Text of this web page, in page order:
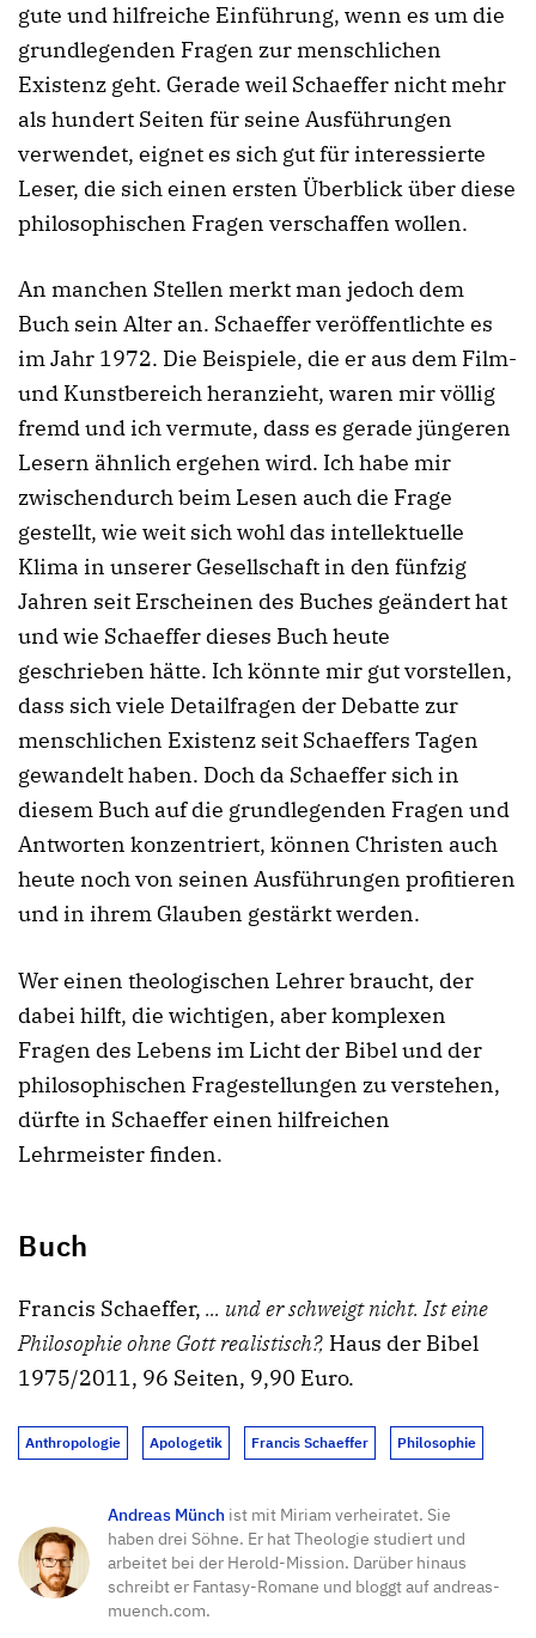
gute und hilfreiche Einführung, wenn es um die
grundlegenden Fragen zur menschlichen
Existenz geht. Gerade weil Schaeffer nicht mehr
als hundert Seiten für seine Ausführungen
verwendet, eignet es sich gut für interessierte
Leser, die sich einen ersten Überblick über diese
philosophischen Fragen verschaffen wollen.
An manchen Stellen merkt man jedoch dem
Buch sein Alter an. Schaeffer veröffentlichte es
im Jahr 1972. Die Beispiele, die er aus dem Film-
und Kunstbereich heranzieht, waren mir völlig
fremd und ich vermute, dass es gerade jüngeren
Lesern ähnlich ergehen wird. Ich habe mir
zwischendurch beim Lesen auch die Frage
gestellt, wie weit sich wohl das intellektuelle
Klima in unserer Gesellschaft in den fünfzig
Jahren seit Erscheinen des Buches geändert hat
und wie Schaeffer dieses Buch heute
geschrieben hätte. Ich könnte mir gut vorstellen,
dass sich viele Detailfragen der Debatte zur
menschlichen Existenz seit Schaeffers Tagen
gewandelt haben. Doch da Schaeffer sich in
diesem Buch auf die grundlegenden Fragen und
Antworten konzentriert, können Christen auch
heute noch von seinen Ausführungen profitieren
und in ihrem Glauben gestärkt werden.
Wer einen theologischen Lehrer braucht, der
dabei hilft, die wichtigen, aber komplexen
Fragen des Lebens im Licht der Bibel und der
philosophischen Fragestellungen zu verstehen,
dürfte in Schaeffer einen hilfreichen
Lehrmeister finden.
Buch
Francis Schaeffer, ... und er schweigt nicht. Ist eine
Philosophie ohne Gott realistisch?, Haus der Bibel
1975/2011, 96 Seiten, 9,90 Euro.
Anthropologie Apologetik Francis Schaeffer Philosophie
Andreas Münch ist mit Miriam verheiratet. Sie
haben drei Söhne. Er hat Theologie studiert und
arbeitet bei der Herold-Mission. Darüber hinaus
schreibt er Fantasy-Romane und bloggt auf andreas-
muench.com.